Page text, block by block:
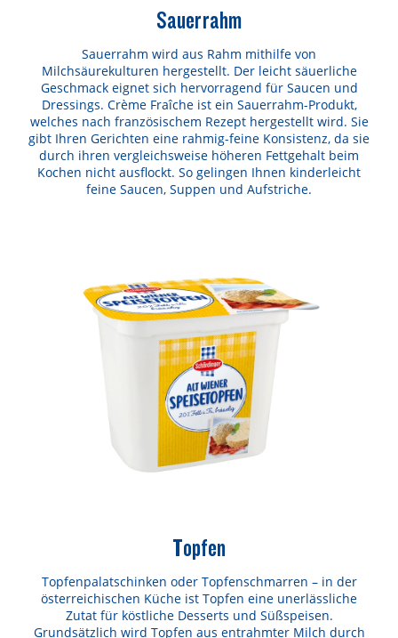
Sauerrahm
Sauerrahm wird aus Rahm mithilfe von
Milchsäurekulturen hergestellt. Der leicht säuerliche
Geschmack eignet sich hervorragend für Saucen und
Dressings. Crème Fraîche ist ein Sauerrahm-Produkt,
welches nach französischem Rezept hergestellt wird. Sie
gibt Ihren Gerichten eine rahmig-feine Konsistenz, da sie
durch ihren vergleichsweise höheren Fettgehalt beim
Kochen nicht ausflockt. So gelingen Ihnen kinderleicht
feine Saucen, Suppen und Aufstriche.
Topfen
Topfenpalatschinken oder Topfenschmarren – in der
österreichischen Küche ist Topfen eine unerlässliche
Zutat für köstliche Desserts und Süßspeisen.
Grundsätzlich wird Topfen aus entrahmter Milch durch